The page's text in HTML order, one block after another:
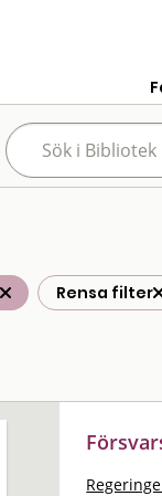
Rensa filter